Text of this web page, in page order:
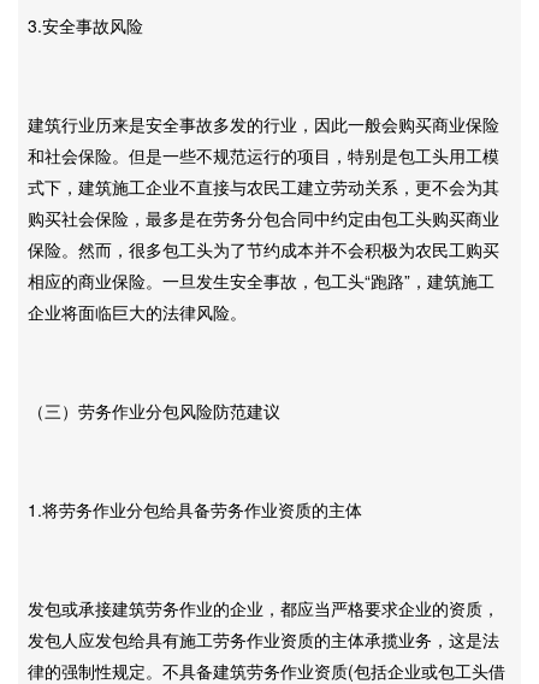
3.安全事故风险
建筑行业历来是安全事故多发的行业，因此一般会购买商业保险
和社会保险。但是一些不规范运行的项目，特别是包工头用工模
式下，建筑施工企业不直接与农民工建立劳动关系，更不会为其
购买社会保险，最多是在劳务分包合同中约定由包工头购买商业
保险。然而，很多包工头为了节约成本并不会积极为农民工购买
相应的商业保险。一旦发生安全事故，包工头“跑路”，建筑施工
企业将面临巨大的法律风险。
（三）劳务作业分包风险防范建议
1.将劳务作业分包给具备劳务作业资质的主体
发包或承接建筑劳务作业的企业，都应当严格要求企业的资质，
发包人应发包给具有施工劳务作业资质的主体承揽业务，这是法
律的强制性规定。不具备建筑劳务作业资质(包括企业或包工头借